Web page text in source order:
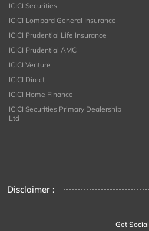
ICICI Securities
ICICI Lombard General Insurance
ICICI Prudential Life Insurance
ICICI Prudential AMC
ICICI Venture
ICICI Direct
ICICI Home Finance
ICICI Securities Primary Dealership
Ltd
Disclaimer :
Get Social